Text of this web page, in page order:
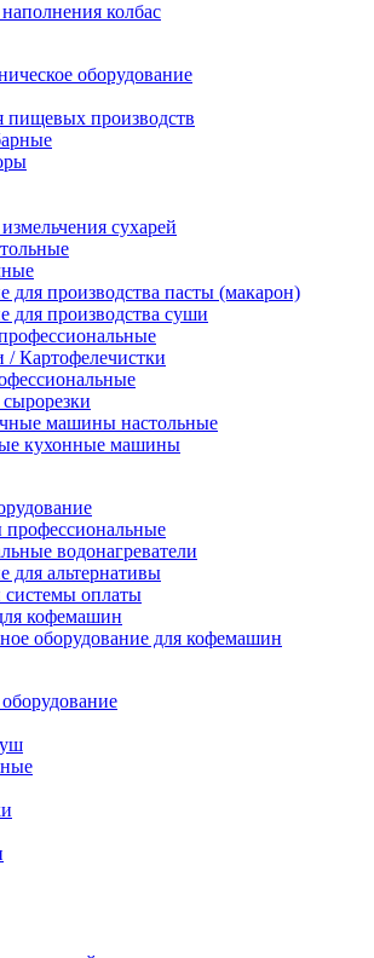
колбас
оборудование
пищевых производств
сухарей
для производства пасты (макарон)
для производства суши
Картофелечистки
машины настольные
кухонные машины
водонагреватели
для альтернативы
системы оплаты
кофемашин
оборудование для кофемашин